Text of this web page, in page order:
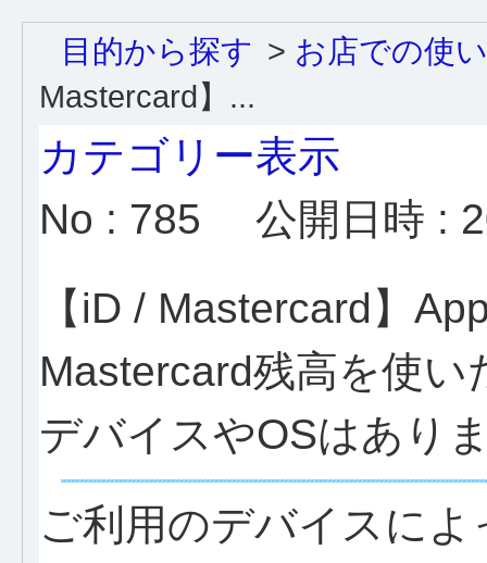
目的から探す > お店での使
Mastercard】...
カテゴリー表示
No : 785
公開日時 :
【iD / Mastercard】
Mastercard残高を使
デバイスやOSはあり
ご利用のデバイスに